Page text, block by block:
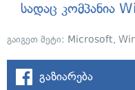
სადაც კომპანია
გაიგეთ მეტი: Microsoft,
გაზიარება